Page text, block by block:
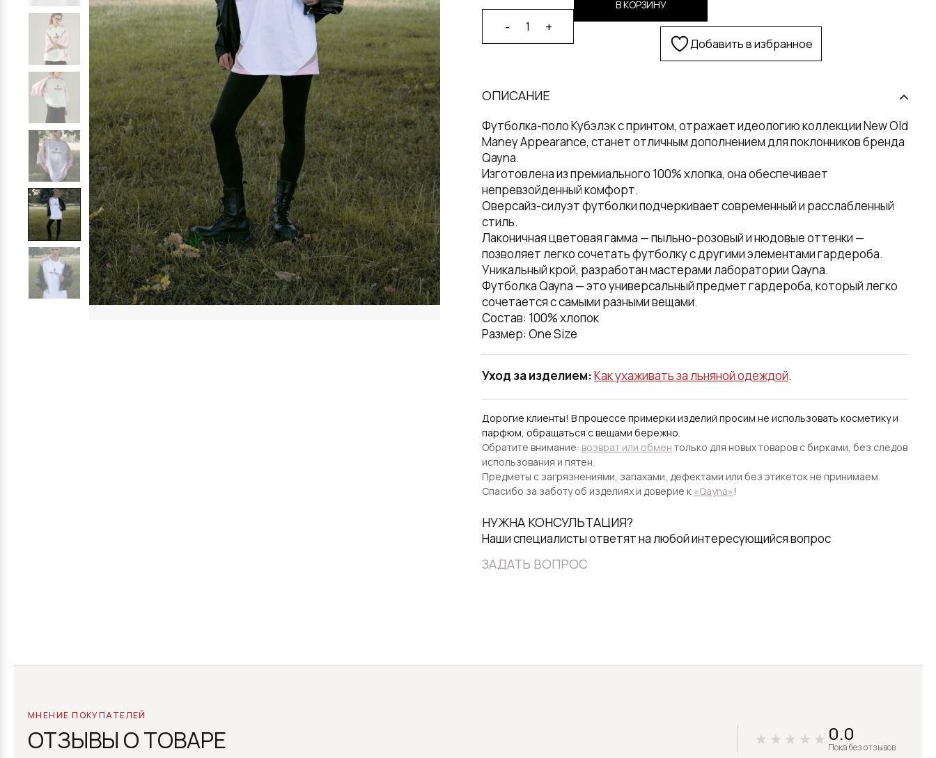
- 1 +
В КОРЗИНУ
Добавить в избранное
Alternative:
ОПИСАНИЕ
Футболка-поло Кубэлэк с принтом, отражает идеологию коллекции New Old
Maney Appearance, станет отличным дополнением для поклонников бренда
Qayna.
Изготовлена из премиального 100% хлопка, она обеспечивает
непревзойденный комфорт.
Оверсайз-силуэт футболки подчеркивает современный и расслабленный
стиль.
Лаконичная цветовая гамма — пыльно-розовый и нюдовые оттенки —
позволяет легко сочетать футболку с другими элементами гардероба.
Уникальный крой, разработан мастерами лаборатории Qayna.
Футболка Qayna — это универсальный предмет гардероба, который легко
сочетается с самыми разными вещами.
Состав: 100% хлопок
Размер: One Size
Уход за изделием:Как ухаживать за льняной одеждой.
Дорогие клиенты! В процессе примерки изделий просим не использовать косметику и
парфюм, обращаться с вещами бережно.
Обратите внимание: возврат или обмен только для новых товаров с бирками, без следов
использования и пятен.
Предметы с загрязнениями, запахами, дефектами или без этикеток не принимаем.
Спасибо за заботу об изделиях и доверие к «Qayna» !
НУЖНА КОНСУЛЬТАЦИЯ?
Наши специалисты ответят на любой интересующийся вопрос
ЗАДАТЬ ВОПРОС
МНЕНИЕ ПОКУПАТЕЛЕЙ
ОТЗЫВЫ О ТОВАРЕ 0.0
Пока без отзывов